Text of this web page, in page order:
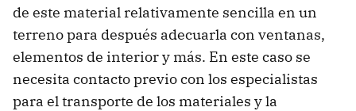
de este material relativamente sencilla en un
terreno para después adecuarla con ventanas,
elementos de interior y más. En este caso se
necesita contacto previo con los especialistas
para el transporte de los materiales y la